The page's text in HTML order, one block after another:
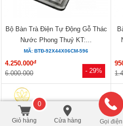
- 29%
Bộ Bàn Trà Điện Tự Động Gỗ Thác
Nước Phong Thuỷ KT:...
MÃ: BTĐ-92X44X06CM-596
4.250.000đ
6.000.000
0
Giỏ hàng Cửa hàng Gọi điện